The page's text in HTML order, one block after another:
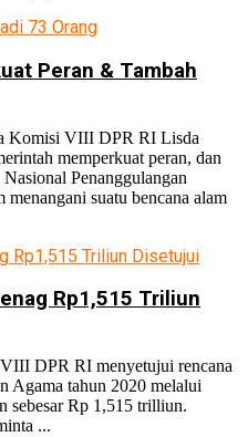
Peran & Tambah
Komisi VIII DPR RI Lisda
memperkuat peran, dan
Penanggulangan
suatu bencana alam
Rp1,515 Triliun
DPR RI menyetujui rencana
Agama tahun 2020 melalui
sebesar Rp 1,515 trilliun.
...